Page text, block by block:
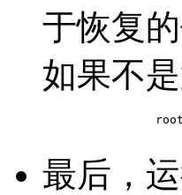
于恢复
如果不
最后，